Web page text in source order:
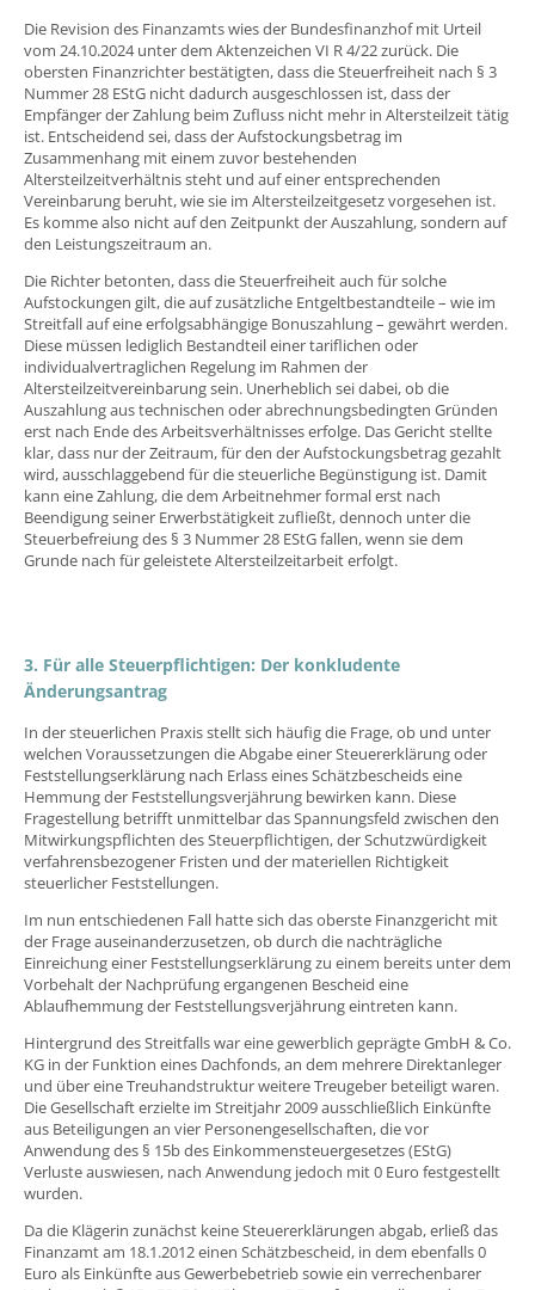
Die Revision des Finanzamts wies der Bundesfinanzhof mit Urteil
vom 24.10.2024 unter dem Aktenzeichen VI R 4/22 zurück. Die
obersten Finanzrichter bestätigten, dass die Steuerfreiheit nach § 3
Nummer 28 EStG nicht dadurch ausgeschlossen ist, dass der
Empfänger der Zahlung beim Zufluss nicht mehr in Altersteilzeit tätig
ist. Entscheidend sei, dass der Aufstockungsbetrag im
Zusammenhang mit einem zuvor bestehenden
Altersteilzeitverhältnis steht und auf einer entsprechenden
Vereinbarung beruht, wie sie im Altersteilzeitgesetz vorgesehen ist.
Es komme also nicht auf den Zeitpunkt der Auszahlung, sondern auf
den Leistungszeitraum an.
Die Richter betonten, dass die Steuerfreiheit auch für solche
Aufstockungen gilt, die auf zusätzliche Entgeltbestandteile – wie im
Streitfall auf eine erfolgsabhängige Bonuszahlung – gewährt werden.
Diese müssen lediglich Bestandteil einer tariflichen oder
individualvertraglichen Regelung im Rahmen der
Altersteilzeitvereinbarung sein. Unerheblich sei dabei, ob die
Auszahlung aus technischen oder abrechnungsbedingten Gründen
erst nach Ende des Arbeitsverhältnisses erfolge. Das Gericht stellte
klar, dass nur der Zeitraum, für den der Aufstockungsbetrag gezahlt
wird, ausschlaggebend für die steuerliche Begünstigung ist. Damit
kann eine Zahlung, die dem Arbeitnehmer formal erst nach
Beendigung seiner Erwerbstätigkeit zufließt, dennoch unter die
Steuerbefreiung des § 3 Nummer 28 EStG fallen, wenn sie dem
Grunde nach für geleistete Altersteilzeitarbeit erfolgt.
3. Für alle Steuerpflichtigen: Der konkludente
Änderungsantrag
In der steuerlichen Praxis stellt sich häufig die Frage, ob und unter
welchen Voraussetzungen die Abgabe einer Steuererklärung oder
Feststellungserklärung nach Erlass eines Schätzbescheids eine
Hemmung der Feststellungsverjährung bewirken kann. Diese
Fragestellung betrifft unmittelbar das Spannungsfeld zwischen den
Mitwirkungspflichten des Steuerpflichtigen, der Schutzwürdigkeit
verfahrensbezogener Fristen und der materiellen Richtigkeit
steuerlicher Feststellungen.
Im nun entschiedenen Fall hatte sich das oberste Finanzgericht mit
der Frage auseinanderzusetzen, ob durch die nachträgliche
Einreichung einer Feststellungserklärung zu einem bereits unter dem
Vorbehalt der Nachprüfung ergangenen Bescheid eine
Ablaufhemmung der Feststellungsverjährung eintreten kann.
Hintergrund des Streitfalls war eine gewerblich geprägte GmbH & Co.
KG in der Funktion eines Dachfonds, an dem mehrere Direktanleger
und über eine Treuhandstruktur weitere Treugeber beteiligt waren.
Die Gesellschaft erzielte im Streitjahr 2009 ausschließlich Einkünfte
aus Beteiligungen an vier Personengesellschaften, die vor
Anwendung des § 15b des Einkommensteuergesetzes (EStG)
Verluste auswiesen, nach Anwendung jedoch mit 0 Euro festgestellt
wurden.
Da die Klägerin zunächst keine Steuererklärungen abgab, erließ das
Finanzamt am 18.1.2012 einen Schätzbescheid, in dem ebenfalls 0
Euro als Einkünfte aus Gewerbebetrieb sowie ein verrechenbarer